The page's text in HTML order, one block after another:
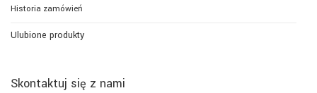
Historia zamówień
Ulubione produkty
Skontaktuj się z nami